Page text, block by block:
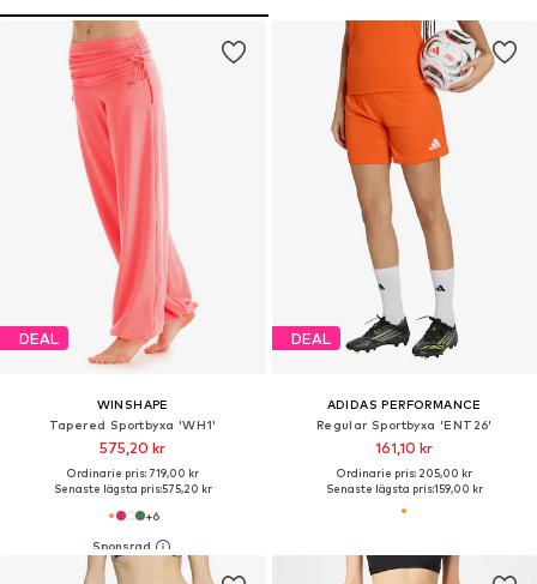
DEAL
WINSHAPE
Tapered Sportbyxa 'WH1'
575,20 kr
Ordinarie pris: 719,00 kr
Senaste lägsta pris:575,20 kr
+6
DEAL
ADIDAS PERFORMANCE
Regular Sportbyxa 'ENT26'
161,10 kr
Ordinarie pris: 205,00 kr
Senaste lägsta pris:159,00 kr